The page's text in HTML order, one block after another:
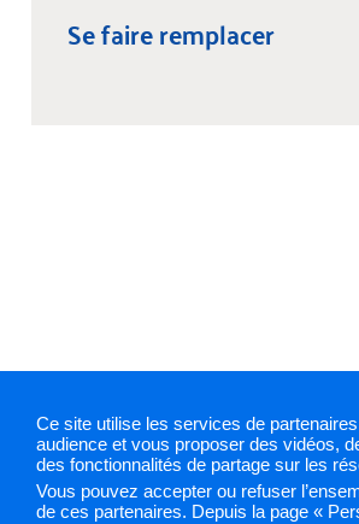
Ce site utilise les services de
audience et vous proposer des vidéos,
des fonctionnalités de partage sur les
Vous pouvez accepter ou refuser
de ces partenaires. Depuis la page «
Se faire remplacer
Mentions légales Plan du site
Gestion des cookies